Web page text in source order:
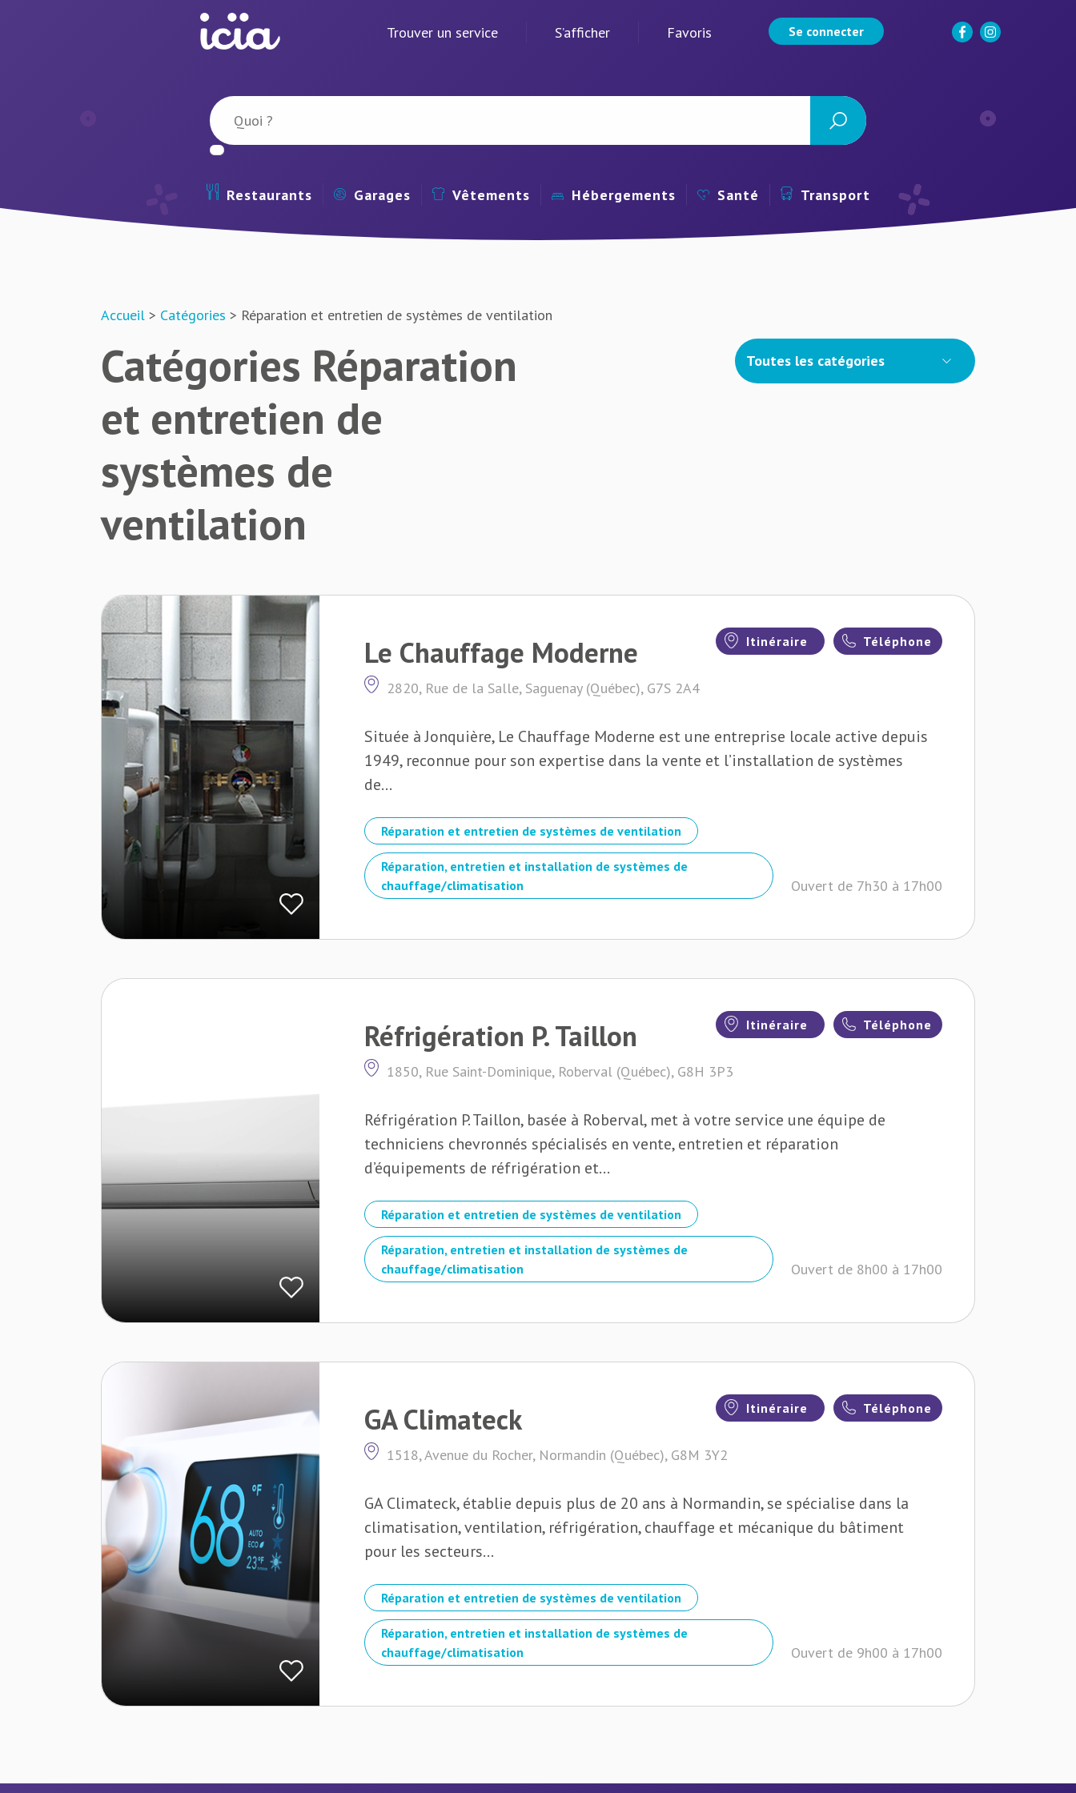
Se connecter
Trouver un service S’afficher Favoris
Restaurants Garages Vêtements Hébergements Santé Transport
Accueil > Catégories > Réparation et entretien de systèmes de ventilation
Catégories Réparation
et entretien de
systèmes de
ventilation
Toutes les catégories
Le Chauffage Moderne
2820, Rue de la Salle, Saguenay (Québec), G7S 2A4
Téléphone
Itinéraire
Située à Jonquière, Le Chauffage Moderne est une entreprise locale active depuis
1949, reconnue pour son expertise dans la vente et l’installation de systèmes
de...
Réparation et entretien de systèmes de ventilation
Réparation, entretien et installation de systèmes de
chauffage/climatisation
Ouvert de 7h30 à 17h00
Réfrigération P. Taillon
1850, Rue Saint-Dominique, Roberval (Québec), G8H 3P3
Téléphone
Itinéraire
Réfrigération P. Taillon, basée à Roberval, met à votre service une équipe de
techniciens chevronnés spécialisés en vente, entretien et réparation
d’équipements de réfrigération et...
Réparation et entretien de systèmes de ventilation
Réparation, entretien et installation de systèmes de
chauffage/climatisation
Ouvert de 8h00 à 17h00
GA Climateck
1518, Avenue du Rocher, Normandin (Québec), G8M 3Y2
Téléphone
Itinéraire
GA Climateck, établie depuis plus de 20 ans à Normandin, se spécialise dans la
climatisation, ventilation, réfrigération, chauffage et mécanique du bâtiment
pour les secteurs...
Réparation et entretien de systèmes de ventilation
Réparation, entretien et installation de systèmes de
chauffage/climatisation
Ouvert de 9h00 à 17h00